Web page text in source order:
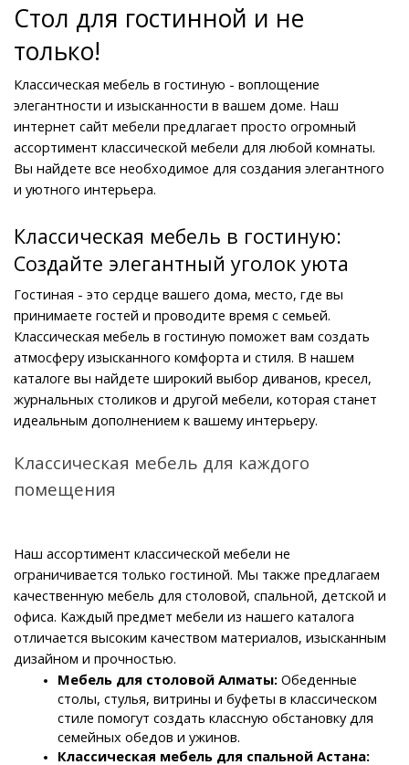
Стол для гостинной и не
только!
Классическая мебель в гостиную - воплощение
элегантности и изысканности в вашем доме. Наш
интернет сайт мебели предлагает просто огромный
ассортимент классической мебели для любой комнаты.
Вы найдете все необходимое для создания элегантного
и уютного интерьера.
Классическая мебель в гостиную:
Создайте элегантный уголок уюта
Гостиная - это сердце вашего дома, место, где вы
принимаете гостей и проводите время с семьей.
Классическая мебель в гостиную поможет вам создать
атмосферу изысканного комфорта и стиля. В нашем
каталоге вы найдете широкий выбор диванов, кресел,
журнальных столиков и другой мебели, которая станет
идеальным дополнением к вашему интерьеру.
Классическая мебель для каждого
помещения
Наш ассортимент классической мебели не
ограничивается только гостиной. Мы также предлагаем
качественную мебель для столовой, спальной, детской и
офиса. Каждый предмет мебели из нашего каталога
отличается высоким качеством материалов, изысканным
дизайном и прочностью.
Мебель для столовой Алматы: Обеденные
столы, стулья, витрины и буфеты в классическом
стиле помогут создать классную обстановку для
семейных обедов и ужинов.